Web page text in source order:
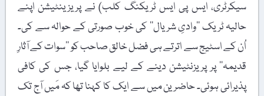
سیکرٹری، ایس پی ایس ٹریکنگ کلب) نے پریزینٹیشن اپنے
حالیہ ٹریک ’’وادیِ شریال‘‘ کی خوب صورتی کے حوالہ سے کی۔
اُن کے اسٹیج سے اترتے ہی فضل خالق صاحب کو ’’سوات کے آثارِ
قدیمہ‘‘ پر پریزنٹیشن دینے کے لیے بلوایا گیا، جس کی کافی
پذیرائی ہوئی۔ حاضرین میں سے ایک کا کہنا تھا کہ مَیں آج تک